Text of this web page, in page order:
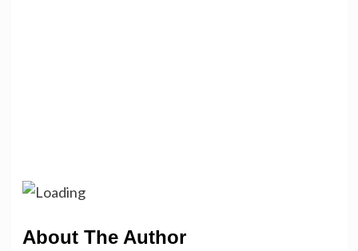
About The Author